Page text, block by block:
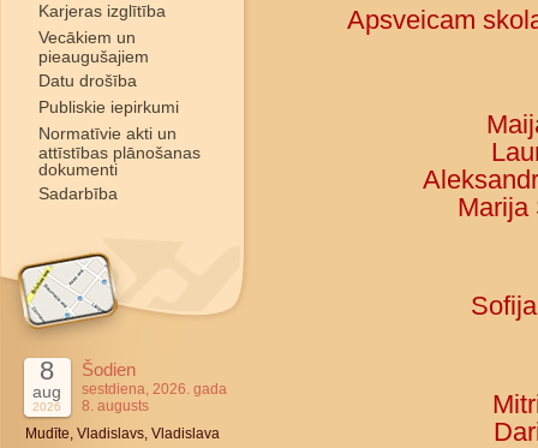
Karjeras izglītība
Vecākiem un
pieaugušajiem
Datu drošība
Publiskie iepirkumi
Normatīvie akti un
attīstības plānošanas
dokumenti
Sadarbība
8
aug
2026
Šodien
sestdiena, 2026. gada
8. augusts
Mudīte, Vladislavs, Vladislava
Apsveicam
Marija